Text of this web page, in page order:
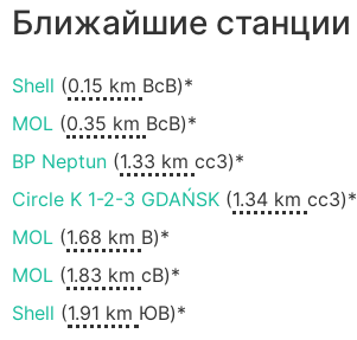
Ближайшие станции
Shell (0.15 km ВсВ)*
MOL (0.35 km ВсВ)*
BP Neptun (1.33 km ccЗ)*
Circle K 1-2-3 GDAŃSK (1.34 km ccЗ)*
MOL (1.68 km В)*
MOL (1.83 km сВ)*
Shell (1.91 km ЮВ)*